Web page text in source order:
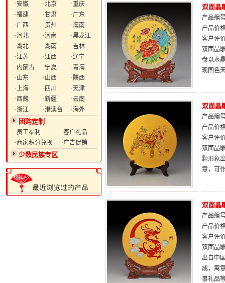
·安徽 ·北京
·重庆
·福建
·甘肃
·广东
·广西
·贵州
·海南
·河北
·河南
·黑龙江
·湖北
·湖南
·吉林
·江苏
·江西
·辽宁
·内蒙古
·宁夏
·青海
·山东
·山西
·陕西
·上海
·四川
·天津
·西藏
·新疆
·云南
·浙江
·港澳台 ·海外
团购定制
·员工福利
·客户礼品
·商家积分兑换
·广告促销
少数民族专区
双面晶
产品编
产品价
客户评
双面晶
盘以水
现国色
双面晶
产品编
产品价
客户评
双面晶
题形象
意，可
双面晶
产品编
产品价
客户评
双面晶
出自中
成，寓
事礼品